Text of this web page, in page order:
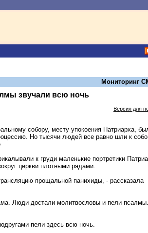
Мониторинг
звучали всю ночь
Версия для
собору, месту упокоения Патриарха,
Но тысячи людей все равно шли к
к груди маленькие портретики
церкви плотными рядами.
прощальной панихиды, - рассказала
Люди достали молитвословы и пели псалмы.
пели здесь всю ночь.